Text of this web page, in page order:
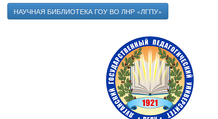
НАУЧНАЯ БИБЛИОТЕКА ГОУ ВО ЛНР «ЛГПУ»